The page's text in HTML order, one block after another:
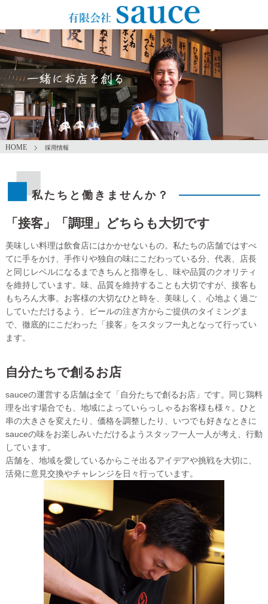
ホーム 採用情報
私たちと働きませんか？
「接客」「調理」どちらも大切です
美味しい料理は飲食店にはかかせないもの。私たちの店舗ではすべ
てに手をかけ、手作りや独自の味にこだわっている分、代表、店長
と同じレベルになるまできちんと指導をし、味や品質のクオリティ
を維持しています。味、品質を維持することも大切ですが、接客も
もちろん大事。お客様の大切なひと時を、美味しく、心地よく過ご
していただけるよう、ビールの注ぎ方からご提供のタイミングま
で、徹底的にこだわった「接客」をスタッフ一丸となって行ってい
ます。
自分たちで創るお店
sauceの運営する店舗は全て「自分たちで創るお店」です。同じ鶏料
理を出す場合でも、地域によっていらっしゃるお客様も様々。ひと
串の大きさを変えたり、価格を調整したり、いつでも好きなときに
sauceの味をお楽しみいただけるようスタッフ一人一人が考え、行動
しています。
店舗を、地域を愛しているからこそ出るアイデアや挑戦を大切に、
活発に意見交換やチャレンジを日々行っています。